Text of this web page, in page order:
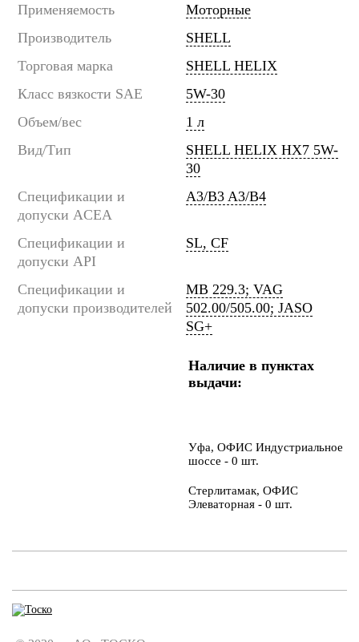
Применяемость
Моторные
Производитель
SHELL
Торговая марка
SHELL HELIX
Класс вязкости SAE
5W-30
Объем/вес
1 л
Вид/Тип
SHELL HELIX HX7 5W-
30
Спецификации и
допуски ACEA
A3/B3 A3/B4
Спецификации и
допуски API
SL, CF
Спецификации и
допуски производителей
MB 229.3; VAG
502.00/505.00; JASO
SG+
Наличие в пунктах
выдачи:
Уфа, ОФИС Индустриальное
шоссе - 0 шт.
Стерлитамак, ОФИС
Элеваторная - 0 шт.